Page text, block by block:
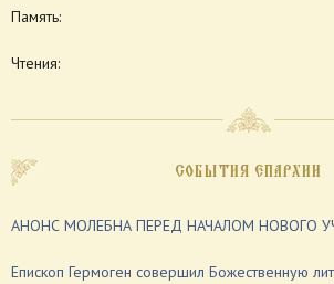
Память:
Чтения:
СОБЫТИЯ ЕПАРХИИ
АНОНС МОЛЕБНА ПЕРЕД НАЧАЛОМ НОВОГО
Епископ Гермоген совершил Божественную